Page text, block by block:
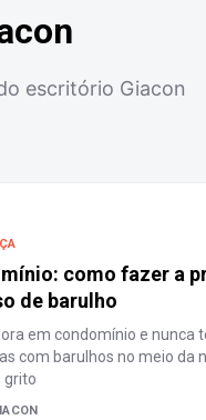
escritório Giacon
como fazer a
de barulho
em condomínio e nunca
com barulhos no meio da
grito